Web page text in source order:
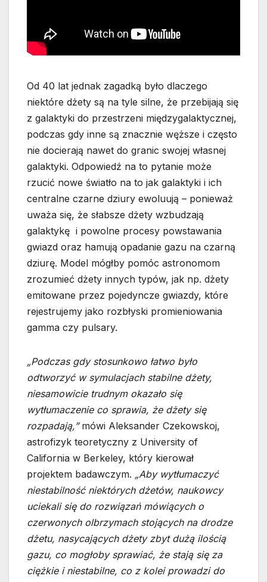
Od 40 lat jednak zagadką było dlaczego
niektóre dżety są na tyle silne, że przebijają się
z galaktyki do przestrzeni międzygalaktycznej,
podczas gdy inne są znacznie węższe i często
nie docierają nawet do granic swojej własnej
galaktyki. Odpowiedź na to pytanie może
rzucić nowe światło na to jak galaktyki i ich
centralne czarne dziury ewoluują – ponieważ
uważa się, że słabsze dżety wzbudzają
galaktykę i powolne procesy powstawania
gwiazd oraz hamują opadanie gazu na czarną
dziurę. Model mógłby pomóc astronomom
zrozumieć dżety innych typów, jak np. dżety
emitowane przez pojedyncze gwiazdy, które
rejestrujemy jako rozbłyski promieniowania
gamma czy pulsary.
„Podczas gdy stosunkowo łatwo było
odtworzyć w symulacjach stabilne dżety,
niesamowicie trudnym okazało się
wytłumaczenie co sprawia, że dżety się
rozpadają,”mówi Aleksander Czekowskoj,
astrofizyk teoretyczny z University of
California w Berkeley, który kierował
projektem badawczym. „Aby wytłumaczyć
niestabilność niektórych dżetów, naukowcy
uciekali się do rozwiązań mówiących o
czerwonych olbrzymach stojących na drodze
dżetu, nasycających dżety zbyt dużą ilością
gazu, co mogłoby sprawiać, że stają się za
ciężkie i niestabilne, co z kolei prowadzi do